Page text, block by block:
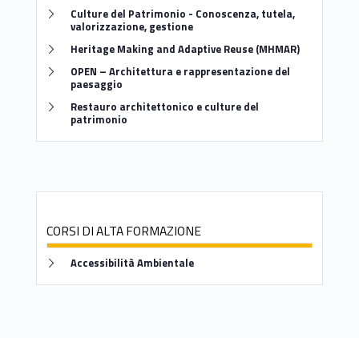
Link identifier #identifier__111202-2
Culture del Patrimonio - Conoscenza, tutela,
valorizzazione, gestione
Link identifier #identifier__148122-3
Heritage Making and Adaptive Reuse (MHMAR)
Link identifier #identifier__58173-4
OPEN – Architettura e rappresentazione del
paesaggio
Link identifier #identifier__174170-5
Restauro architettonico e culture del
patrimonio
CORSI DI ALTA FORMAZIONE
Link identifier #identifier__198155-6 Accessibilità Ambientale